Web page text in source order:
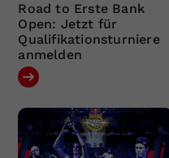
Road to Erste Bank
Open: Jetzt für
Qualifikationsturniere
anmelden